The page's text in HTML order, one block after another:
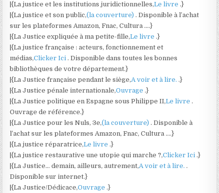
|{La justice et les institutions juridictionnelles,Le livre.}
|{La justice et son public,(la couverture). Disponible à l’achat
sur les plateformes Amazon, Fnac, Cultura ….}
|{La Justice expliquée à ma petite-fille,Le livre.}
|{La justice française : acteurs, fonctionnement et
médias,Clicker Ici. Disponible dans toutes les bonnes
bibliothèques de votre département.}
|{La Justice française pendant le siège,A voir et à lire..}
|{La Justice pénale internationale,Ouvrage.}
|{La Justice politique en Espagne sous Philippe II,Le livre.
Ouvrage de référence.}
|{La Justice pour les Nuls, 3e,(la couverture). Disponible à
l’achat sur les plateformes Amazon, Fnac, Cultura ….}
|{La justice réparatrice,Le livre.}
|{La justice restaurative une utopie qui marche ?,Clicker Ici.}
|{La Justice… demain, ailleurs, autrement,A voir et à lire..
Disponible sur internet.}
|{La Justice/Dédicace,Ouvrage.}